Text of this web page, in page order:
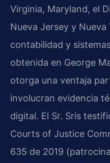
Virginia, Maryland, el
Nueva Jersey y
contabilidad y
obtenida en George
otorga una ventaja
involucran evidencia
digital. El Sr. Sris
Courts of Justice
635 de 2019